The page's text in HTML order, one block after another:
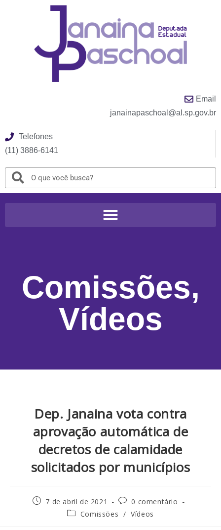
Email
janainapaschoal@al.sp.gov.br
Telefones
(11) 3886-6141
Comissões,
Vídeos
Dep. Janaina vota contra
aprovação automática de
decretos de calamidade
solicitados por municípios
7 de abril de 2021
0 comentário
Comissões / Vídeos